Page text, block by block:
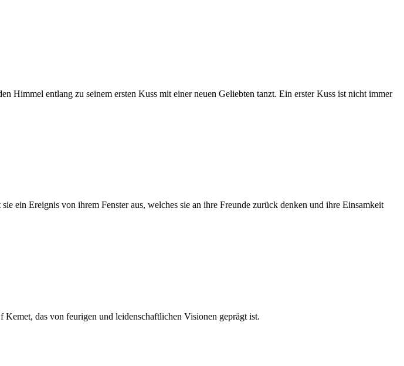
Himmel entlang zu seinem ersten Kuss mit einer neuen Geliebten tanzt. Ein erster Kuss ist nicht immer
ein Ereignis von ihrem Fenster aus, welches sie an ihre Freunde zurück denken und ihre Einsamkeit
das von feurigen und leidenschaftlichen Visionen geprägt ist.